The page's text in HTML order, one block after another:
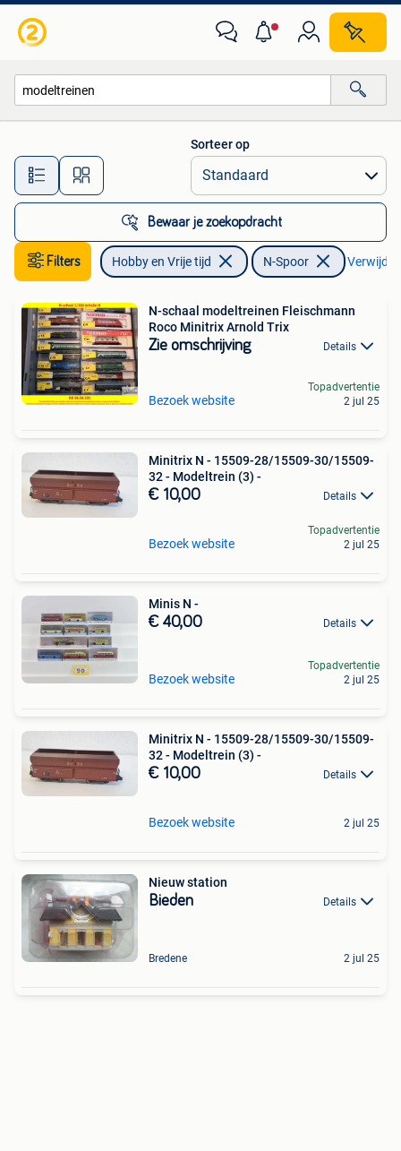
Alle afstanden…
Sorteer op
Bewaar je zoekopdracht
Filters Hobby en Vrije tijd N-Spoor
N-schaal modeltreinen Fleischmann
Roco Minitrix Arnold Trix
Zie omschrijving Details
Bezoek website
Topadvertentie
2 jul 25
Minitrix N - 15509-28/15509-30/15509-
32 - Modeltrein (3) -
€ 10,00 Details
Bezoek website
Topadvertentie
2 jul 25
Minis N -
€ 40,00 Details
Bezoek website
Topadvertentie
2 jul 25
Minitrix N - 15509-28/15509-30/15509-
32 - Modeltrein (3) -
€ 10,00 Details
Bezoek website 2 jul 25
Nieuw station
Bieden Details
Bredene 2 jul 25